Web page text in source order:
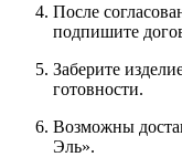
После
подпишите
Заберите
готовности.
Возможны
Эль».